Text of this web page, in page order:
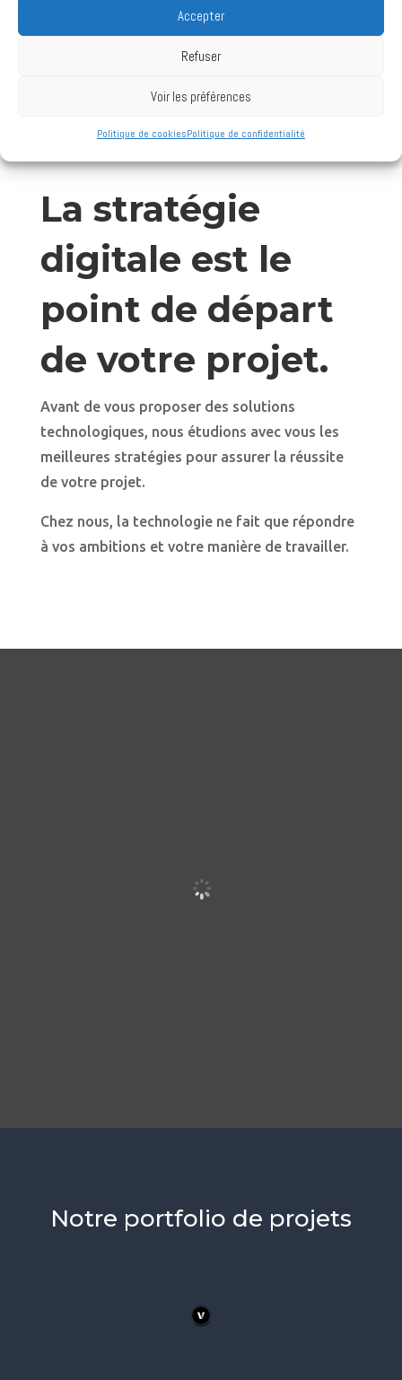
Accepter
Refuser
Voir les préférences
Politique de cookiesPolitique de confidentialité
La stratégie
digitale est le
point de départ
de votre projet.
Avant de vous proposer des solutions
technologiques, nous étudions avec vous les
meilleures stratégies pour assurer la réussite
de votre projet.
Chez nous, la technologie ne fait que répondre
à vos ambitions et votre manière de travailler.
Notre portfolio de projets